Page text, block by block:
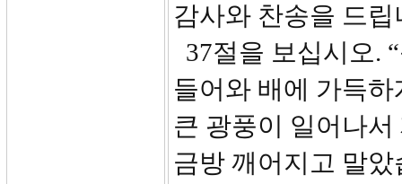
감사와 찬송을 드립
37절을 보십시오.
들어와 배에 가득
큰 광풍이 일어나
금방 깨어지고 말